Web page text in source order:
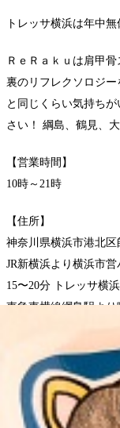
トレッサ横浜は年中無
ＲｅＲａｋｕは肩甲
裏のリフレクソロジ
と同じくらい気持ち
さい！ 綱島、鶴見、
【営業時間】
10時～21時
【住所】
神奈川県横浜市港北
JR新横浜より横浜市
15〜20分 トレッサ横
東急東横線綱島駅よ
東急東横線日吉駅よ
所前下車徒歩約3分